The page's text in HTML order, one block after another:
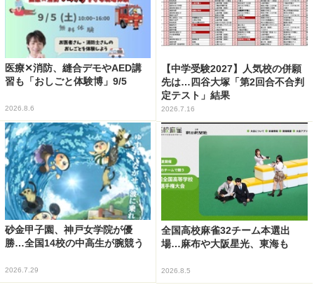
医療✕消防、縫合デモやAED講
習も「おしごと体験博」9/5
2026.8.6
【中学受験2027】人気校の併願
先は…四谷大塚「第2回合不合判
定テスト」結果
2026.7.16
砂金甲子園、神戸女学院が優
勝…全国14校の中高生が腕競う
2026.7.29
全国高校麻雀32チーム本選出
場…麻布や大阪星光、東海も
2026.8.5